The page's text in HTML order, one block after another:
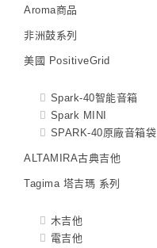
Aroma商品
非洲鼓系列
美國 PositiveGrid
Spark-40智能音箱
Spark MINI
SPARK-40原廠音箱袋
ALTAMIRA古典吉他
Tagima 塔吉瑪 系列
木吉他
電吉他